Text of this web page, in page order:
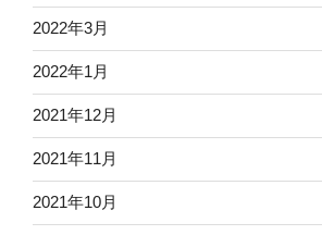
2022年3月
2022年1月
2021年12月
2021年11月
2021年10月